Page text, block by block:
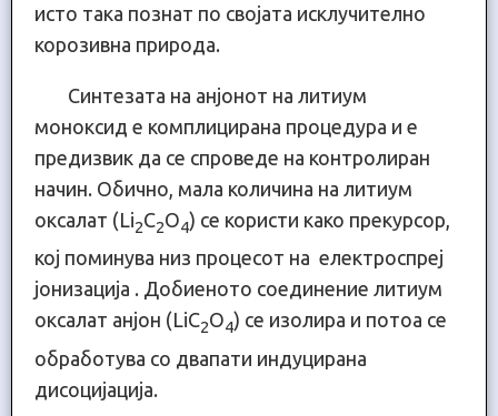
исто така познат по својата исклучително
корозивна природа.
Синтезата на анјонoт на литиум
моноксид е комплицирана процедура и е
предизвик да се спроведе на контролиран
начин. Обично, мала количина на литиум
оксалат (Li2C2O4) се користи како прекурсор,
кој поминува низ процесот на електроспреј
јонизација . Добиеното соединение литиум
оксалат анјон (LiC2O4) се изолира и потоа се
обработува со двапати индуцирана
дисоцијација.